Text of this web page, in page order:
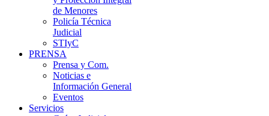
de Menores
Policía Técnica
Judicial
STIyC
PRENSA
Prensa y Com.
Noticias e
Información General
Eventos
Servicios